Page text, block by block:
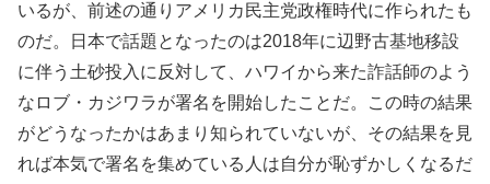
いるが、前述の通りアメリカ民主党政権時代に作られたも
のだ。日本で話題となったのは2018年に辺野古基地移設
に伴う土砂投入に反対して、ハワイから来た詐話師のよう
なロブ・カジワラが署名を開始したことだ。この時の結果
がどうなったかはあまり知られていないが、その結果を見
れば本気で署名を集めている人は自分が恥ずかしくなるだ